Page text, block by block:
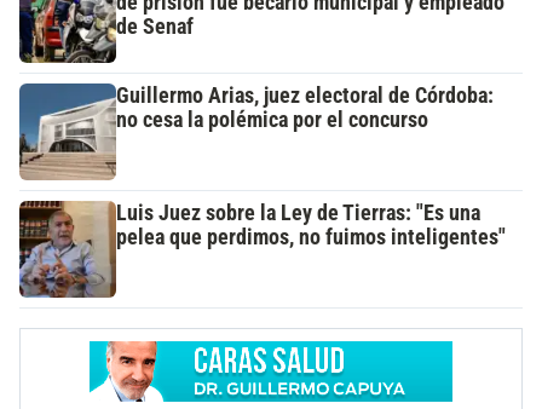
de Senaf
Guillermo Arias, juez electoral de Córdoba:
no cesa la polémica por el concurso
Luis Juez sobre la Ley de Tierras: "Es una
pelea que perdimos, no fuimos inteligentes"